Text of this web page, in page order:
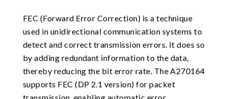
FEC (Forward Error Correction) is a technique
used in unidirectional communication systems to
detect and correct transmission errors. It does so
by adding redundant information to the data,
thereby reducing the bit error rate. The A270164
supports FEC (DP 2.1 version) for packet